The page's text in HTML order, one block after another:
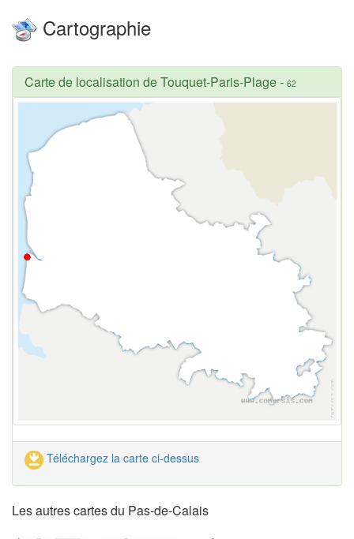
Cartographie
Carte de localisation de Touquet-Paris-Plage- 62
Téléchargez la carte ci-dessus
Les autres cartes du Pas-de-Calais